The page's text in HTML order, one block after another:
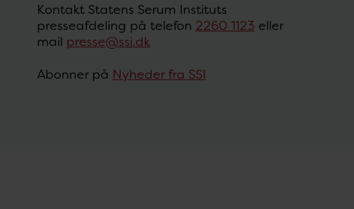
Kontakt Statens Serum Instituts
presseafdeling på telefon 2260 1123 eller
mail presse@ssi.dk
Abonner på Nyheder fra SSI